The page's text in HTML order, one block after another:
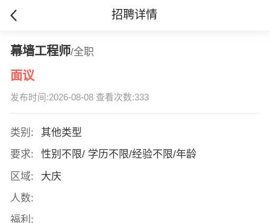
招聘详情
幕墙工程师/全职
面议
发布时间:2026-08-08 查看次数:333
类别:
其他类型
要求:
性别不限/ 学历不限/经验不限/年龄
区域:
大庆
人数:
福利: